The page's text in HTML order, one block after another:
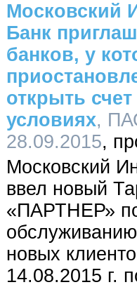
Московский
Банк
банков, у
открыть
условиях,
28.09.2015
Московский
ввел новый
«ПАРТНЕР»
новых
14.08.2015 г.